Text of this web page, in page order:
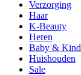
Verzorging
Haar
K-Beauty
Heren
Baby & Kind
Huishouden
Sale